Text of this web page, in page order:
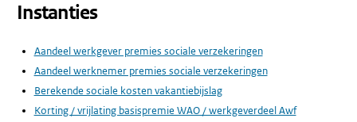
Instanties
Aandeel werkgever premies sociale verzekeringen
Aandeel werknemer premies sociale verzekeringen
Berekende sociale kosten vakantiebijslag
Korting / vrijlating basispremie WAO / werkgeverdeel Awf